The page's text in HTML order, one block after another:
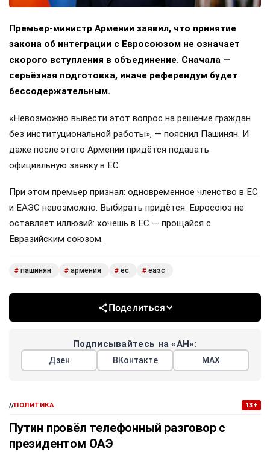
Премьер-министр Армении заявил, что принятие
закона об интеграции с Евросоюзом не означает
скорого вступления в объединение. Сначала —
серьёзная подготовка, иначе референдум будет
бессодержательным.
«Невозможно вывести этот вопрос на решение граждан
без институциональной работы», — пояснил Пашинян. И
даже после этого Армении придётся подавать
официальную заявку в ЕС.
При этом премьер признал: одновременное членство в ЕС
и ЕАЭС невозможно. Выбирать придётся. Евросоюз не
оставляет иллюзий: хочешь в ЕС — прощайся с
Евразийским союзом.
# пашинян # армения # ес # еаэс
Поделиться
Подписывайтесь на «АН»:
Дзен ВКонтакте МАХ
//ПОЛИТИКА 13+
Путин провёл телефонный разговор с
президентом ОАЭ